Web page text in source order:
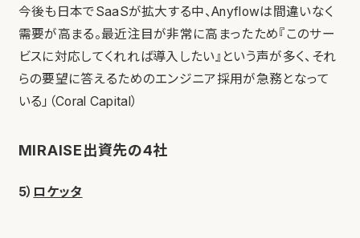
今後も日本でSaaSが拡大する中、Anyflowは間違いなく
需要が高まる。最近注目が非常に高まったため『このサー
ビスに対応してくれれば導入したい』という声が多く、それ
らの要望に答えるためのエンジニア採用が急務となって
いる」（Coral Capital）
MIRAISE出資先の4社
5） ロケッタ